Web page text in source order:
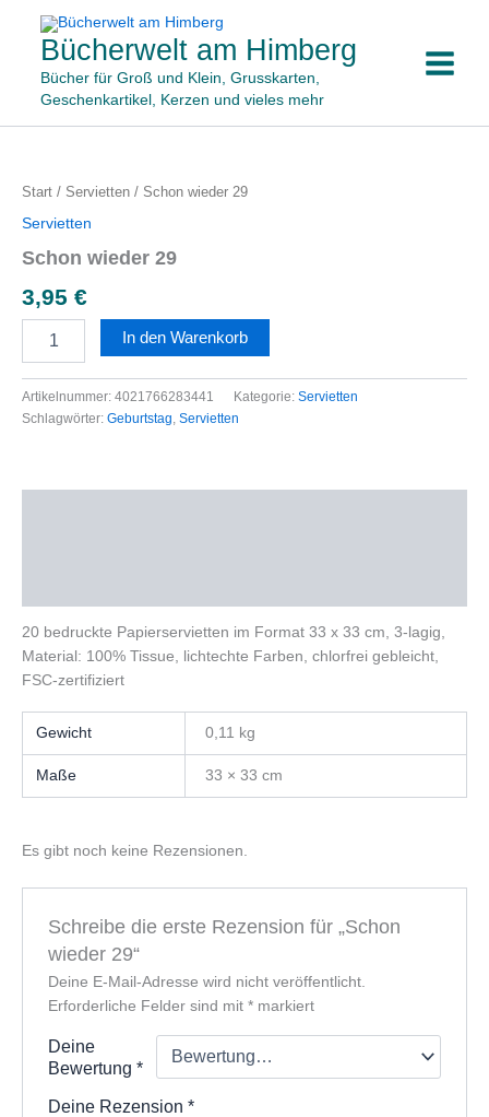
springenBücherwelt am Himberg
Bücher für Groß und Klein, Grusskarten,
Geschenkartikel, Kerzen und vieles mehr
Start / Servietten / Schon wieder 29
Servietten
Schon wieder 29
3,95 €
Menge
In den Warenkorb
Artikelnummer: 4021766283441 Kategorie: Servietten
Schlagwörter: Geburtstag, Servietten
20 bedruckte Papierservietten im Format 33 x 33 cm, 3-lagig,
Material: 100% Tissue, lichtechte Farben, chlorfrei gebleicht,
FSC-zertifiziert
Gewicht 0,11 kg
Maße 33 × 33 cm
Es gibt noch keine Rezensionen.
Schreibe die erste Rezension für „Schon
wieder 29“
Deine E-Mail-Adresse wird nicht veröffentlicht.
Erforderliche Felder sind mit *markiert
Deine
Bewertung *
Deine Rezension *